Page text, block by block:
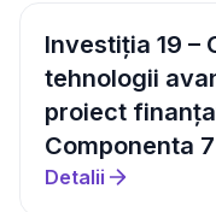
Investiția 19 –
tehnologii
proiect
Componenta
Detalii